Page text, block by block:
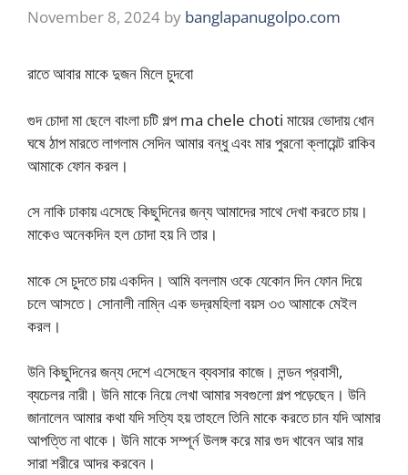
November 8, 2024 by banglapanugolpo.com
রাতে আবার মাকে দুজন মিলে চুদবো
গুদ চোদা মা ছেলে বাংলা চটি গল্প ma chele choti মায়ের ভোদায় ধোন
ঘষে ঠাপ মারতে লাগলাম সেদিন আমার বন্ধু এবং মার পুরনো ক্লায়েন্ট রাকিব
আমাকে ফোন করল।
সে নাকি ঢাকায় এসেছে কিছুদিনের জন্য আমাদের সাথে দেখা করতে চায়।
মাকেও অনেকদিন হল চোদা হয় নি তার।
মাকে সে চুদতে চায় একদিন। আমি বললাম ওকে যেকোন দিন ফোন দিয়ে
চলে আসতে। সোনালী নাম্নি এক ভদ্রমহিলা বয়স ৩৩ আমাকে মেইল
করল।
উনি কিছুদিনের জন্য দেশে এসেছেন ব্যবসার কাজে। লন্ডন প্রবাসী,
ব্যচেলর নারী। উনি মাকে নিয়ে লেখা আমার সবগুলো গল্প পড়েছেন। উনি
জানালেন আমার কথা যদি সত্যি হয় তাহলে তিনি মাকে করতে চান যদি আমার
আপত্তি না থাকে। উনি মাকে সম্পূর্ন উলঙ্গ করে মার গুদ খাবেন আর মার
সারা শরীরে আদর করবেন।